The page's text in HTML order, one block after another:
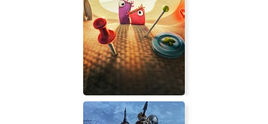
Warden: Melody of the
Undergrowth